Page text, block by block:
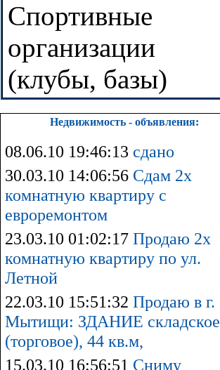
Спортивные
организации
(клубы, базы)
Недвижимость - объявления:
08.06.10 19:46:13 сдано
30.03.10 14:06:56 Сдам 2х
комнатную квартиру с
евроремонтом
23.03.10 01:02:17 Продаю 2х
комнатную квартиру по ул.
Летной
22.03.10 15:51:32 Продаю в г.
Мытищи: ЗДАНИЕ складское
(торговое), 44 кв.м,
15.03.10 16:56:51 Сниму